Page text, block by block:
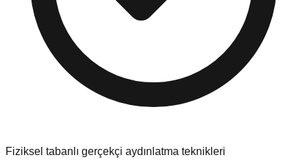
Fiziksel tabanlı gerçekçi aydınlatma teknikleri